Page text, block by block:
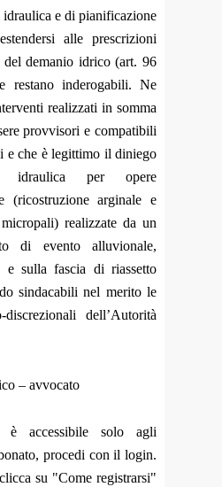
e di pianificazione
alle prescrizioni
del demanio idrico (art. 96
restano inderogabili. Ne
realizzati in somma
provvisori e compatibili
che è legittimo il diniego
idraulica per opere
(ricostruzione arginale e
realizzate da un
di evento alluvionale,
e sulla fascia di riassetto
sindacabili nel merito le
dell’Autorità
– avvocato
è accessibile solo agli
procedi con il login.
su "Come registrarsi"